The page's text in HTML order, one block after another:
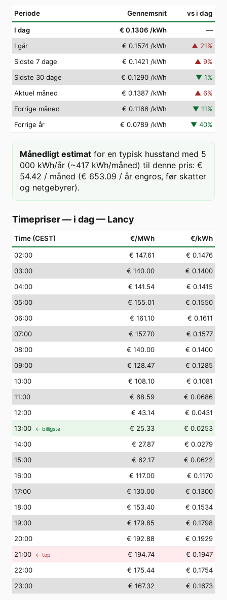
Periode Gennemsnit vs i dag
I dag € 0.1306 /kWh
—
I går
€ 0.1574 /kWh ▲ 21%
Sidste 7 dage
€ 0.1421 /kWh ▲ 9%
Sidste 30 dage
€ 0.1290 /kWh ▼ 1%
Aktuel måned
€ 0.1387 /kWh ▲ 6%
Forrige måned
€ 0.1166 /kWh ▼ 11%
Forrige år
€ 0.0789 /kWh ▼ 40%
Månedligt estimat for en typisk husstand med 5
000 kWh/år (~417 kWh/måned) til denne pris: €
54.42 / måned (€ 653.09 / år engros, før skatter
og netgebyrer).
Timepriser — i dag— Lancy
Time (CEST) €/MWh €/kWh
02:00 € 147.61
€ 0.1476
03:00 € 140.00
€ 0.1400
04:00 € 141.54
€ 0.1415
05:00 € 155.01
€ 0.1550
06:00 € 161.10
€ 0.1611
07:00 € 157.70
€ 0.1577
08:00 € 140.00
€ 0.1400
09:00 € 128.47
€ 0.1285
10:00 € 108.10
€ 0.1081
11:00 € 68.59
€ 0.0686
12:00 € 43.14
€ 0.0431
13:00 ← billigste € 25.33
€ 0.0253
14:00 € 27.87
€ 0.0279
15:00 € 62.17
€ 0.0622
16:00 € 117.00
€ 0.1170
17:00 € 130.00
€ 0.1300
18:00 € 153.40
€ 0.1534
19:00 € 179.85
€ 0.1798
20:00 € 192.88
€ 0.1929
21:00 ← top € 194.74
€ 0.1947
22:00 € 175.44
€ 0.1754
23:00 € 167.32 € 0.1673